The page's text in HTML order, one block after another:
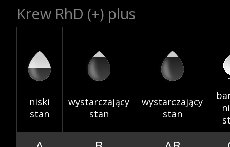
RCKiK
Akcje wyjazdowe
Krwiodawcy
Krew RhD (+) plus
niski
stan
wystarczający
stan
wystarczający
stan